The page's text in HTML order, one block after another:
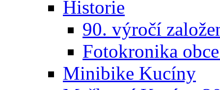
Historie
90. výročí
Fotokronika
Minibike Kucíny